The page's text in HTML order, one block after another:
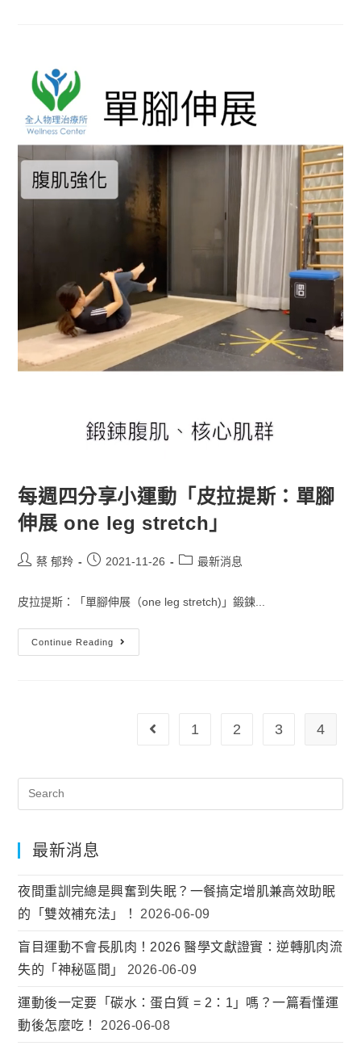
每週四分享小運動「皮拉提斯：單腳
伸展 one leg stretch」
蔡 郁羚 2021-11-26 最新消息
皮拉提斯：「單腳伸展（one leg stretch)」鍛鍊...
Continue Reading
1 2 3 4
最新消息
夜間重訓完總是興奮到失眠？一餐搞定增肌兼高效助眠
的「雙效補充法」！
2026-06-09
盲目運動不會長肌肉！2026 醫學文獻證實：逆轉肌肉流
失的「神秘區間」
2026-06-09
運動後一定要「碳水：蛋白質 = 2：1」嗎？一篇看懂運
動後怎麼吃！
2026-06-08